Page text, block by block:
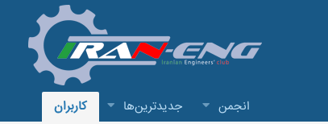
انجمن جدیدترین‌ها کاربران